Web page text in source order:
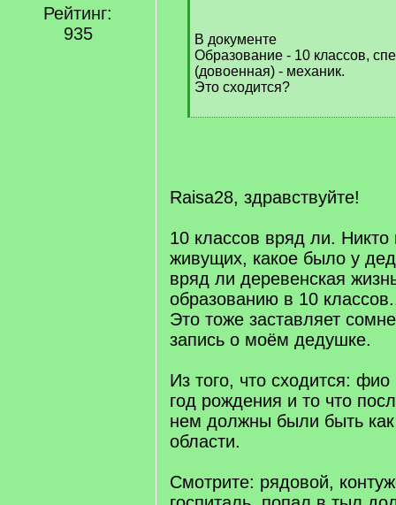
Рейтинг:
935
]
В документе
Образование - 10 классов,
(довоенная) - механик.
Это сходится?
[
Raisa28, здравствуйте!
10 классов вряд ли. Никто
живущих, какое было у
вряд ли деревенская
образованию в 10
Это тоже заставляет
запись о моём дедушке.
Из того, что сходится:
год рождения и то что
нем должны были быть как
области.
Смотрите: рядовой,